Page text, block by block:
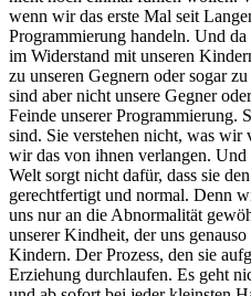
wenn wir das erste Mal seit
Programmierung handeln. Und
im Widerstand mit unseren
zu unseren Gegnern oder sogar
sind aber nicht unsere Gegner
Feinde unserer Programmierung.
sind. Sie verstehen nicht, was
wir das von ihnen verlangen. Und
Welt sorgt nicht dafür, dass sie
gerechtfertigt und normal. Denn
uns nur an die Abnormalität
unserer Kindheit, der uns
Kindern. Der Prozess, den sie
Erziehung durchlaufen. Es geht